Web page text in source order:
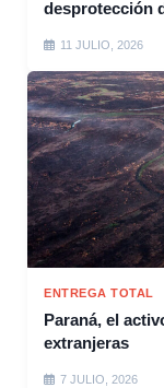
desprotección
11 JULIO, 2026
ENTREGA TOTAL
Paraná, el
extranjeras
7 JULIO, 2026